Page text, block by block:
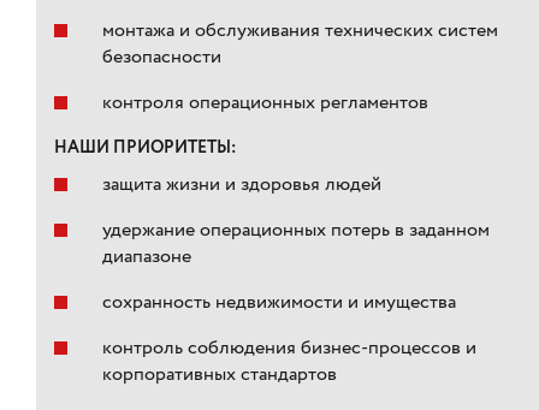
монтажа и обслуживания технических систем
безопасности
контроля операционных регламентов
НАШИ ПРИОРИТЕТЫ:
защита жизни и здоровья людей
удержание операционных потерь в заданном
диапазоне
сохранность недвижимости и имущества
контроль соблюдения бизнес-процессов и
корпоративных стандартов